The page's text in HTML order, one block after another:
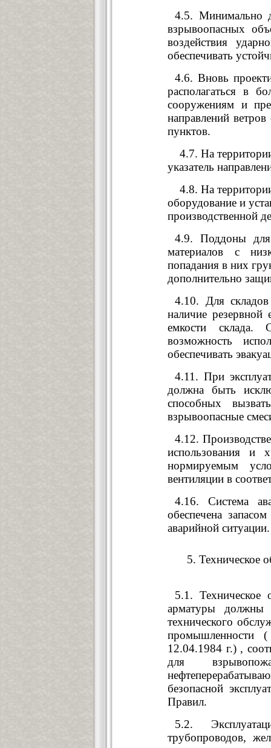
4.5. Минимально
взрывоопасных
воздействия
обеспечивать
4.6. Вновь
располагаться в
сооружениям и
направлений
пунктов.
4.7. На
указатель
4.8. На территории
оборудование и
производственной
4.9. Поддоны для
материалов с
попадания в них
дополнительно
4.10. Для
наличие резервной
емкости склада.
возможность
обеспечивать
4.11. При
должна быть
способных
взрывоопасные
4.12.
использования и
нормируемым
вентиляции в
4.16. Система
обеспечена
аварийной ситуации.
5. Техническое
5.1. Техническое
арматуры должны
технического
промышленности
12.04.1984 г.) ,
для
безопасной
Правил.
5.2.
трубопроводов,